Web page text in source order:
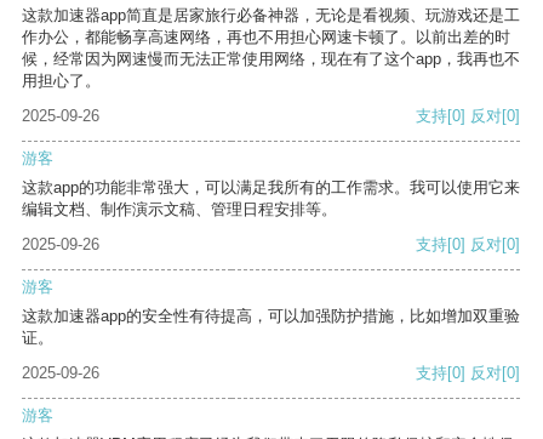
这款加速器app简直是居家旅行必备神器，无论是看视频、玩游戏还是工
作办公，都能畅享高速网络，再也不用担心网速卡顿了。以前出差的时
候，经常因为网速慢而无法正常使用网络，现在有了这个app，我再也不
用担心了。
2025-09-26
支持[0] 反对[0]
游客
这款app的功能非常强大，可以满足我所有的工作需求。我可以使用它来
编辑文档、制作演示文稿、管理日程安排等。
2025-09-26
支持[0] 反对[0]
游客
这款加速器app的安全性有待提高，可以加强防护措施，比如增加双重验
证。
2025-09-26
支持[0] 反对[0]
游客